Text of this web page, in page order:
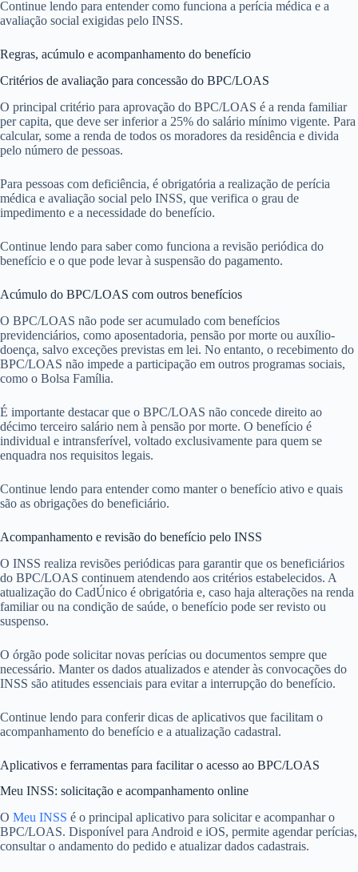
Continue lendo para entender como funciona a perícia médica e a
avaliação social exigidas pelo INSS.
Regras, acúmulo e acompanhamento do benefício
Critérios de avaliação para concessão do BPC/LOAS
O principal critério para aprovação do BPC/LOAS é a renda familiar
per capita, que deve ser inferior a 25% do salário mínimo vigente. Para
calcular, some a renda de todos os moradores da residência e divida
pelo número de pessoas.
Para pessoas com deficiência, é obrigatória a realização de perícia
médica e avaliação social pelo INSS, que verifica o grau de
impedimento e a necessidade do benefício.
Continue lendo para saber como funciona a revisão periódica do
benefício e o que pode levar à suspensão do pagamento.
Acúmulo do BPC/LOAS com outros benefícios
O BPC/LOAS não pode ser acumulado com benefícios
previdenciários, como aposentadoria, pensão por morte ou auxílio-
doença, salvo exceções previstas em lei. No entanto, o recebimento do
BPC/LOAS não impede a participação em outros programas sociais,
como o Bolsa Família.
É importante destacar que o BPC/LOAS não concede direito ao
décimo terceiro salário nem à pensão por morte. O benefício é
individual e intransferível, voltado exclusivamente para quem se
enquadra nos requisitos legais.
Continue lendo para entender como manter o benefício ativo e quais
são as obrigações do beneficiário.
Acompanhamento e revisão do benefício pelo INSS
O INSS realiza revisões periódicas para garantir que os beneficiários
do BPC/LOAS continuem atendendo aos critérios estabelecidos. A
atualização do CadÚnico é obrigatória e, caso haja alterações na renda
familiar ou na condição de saúde, o benefício pode ser revisto ou
suspenso.
O órgão pode solicitar novas perícias ou documentos sempre que
necessário. Manter os dados atualizados e atender às convocações do
INSS são atitudes essenciais para evitar a interrupção do benefício.
Continue lendo para conferir dicas de aplicativos que facilitam o
acompanhamento do benefício e a atualização cadastral.
Aplicativos e ferramentas para facilitar o acesso ao BPC/LOAS
Meu INSS: solicitação e acompanhamento online
O Meu INSS é o principal aplicativo para solicitar e acompanhar o
BPC/LOAS. Disponível para Android e iOS, permite agendar perícias,
consultar o andamento do pedido e atualizar dados cadastrais.